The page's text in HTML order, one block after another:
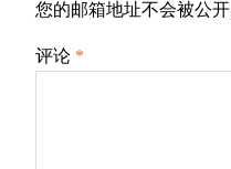
您的邮箱地址不会被公开
评论 *